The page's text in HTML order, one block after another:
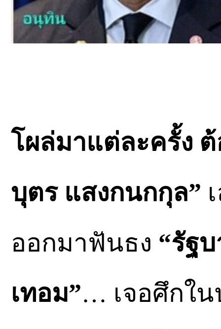
โผล่มาแต่ละครั้ง
บุตร แสงกนกกุล”
ออกมาฟันธง “รัฐ
เทอม”… เจอศึกใ